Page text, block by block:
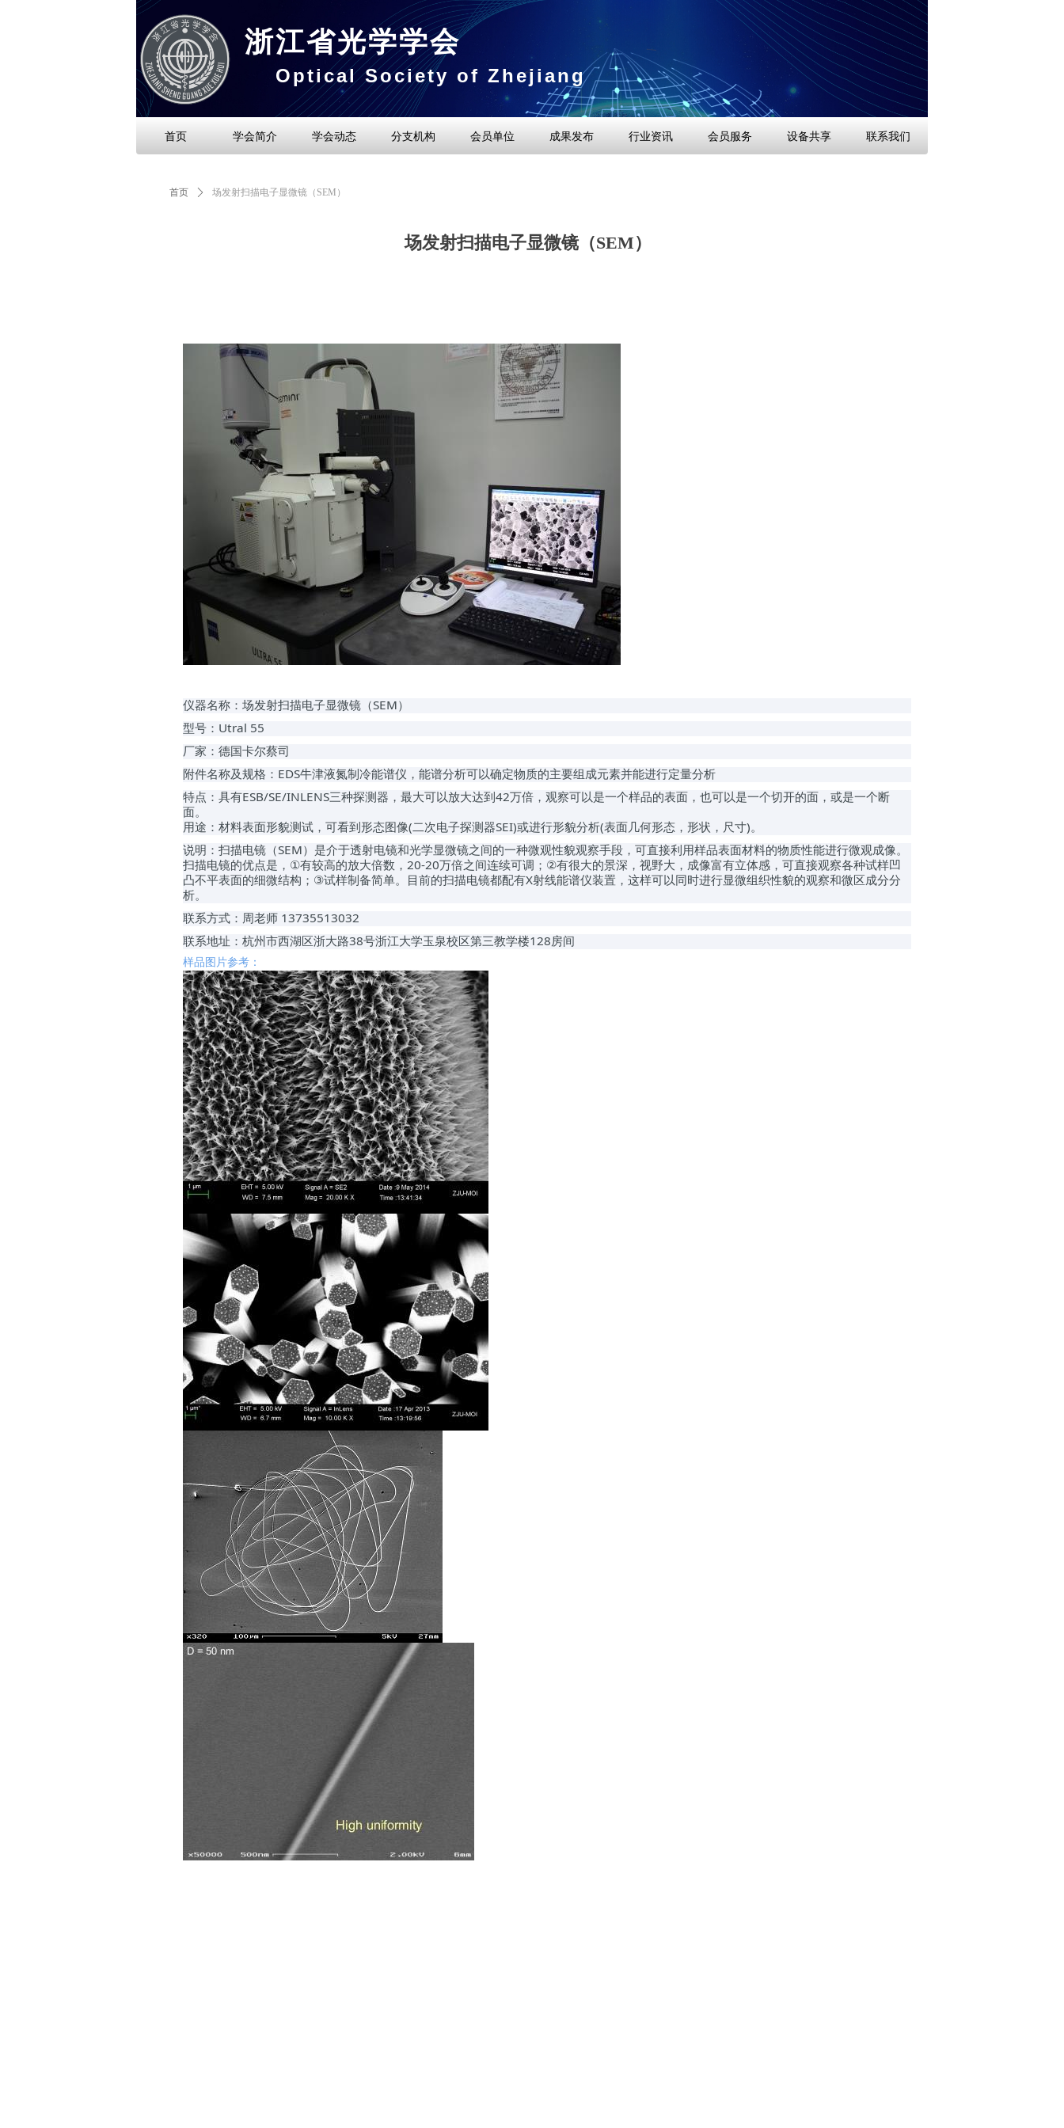
浙江省光学学会
首页 学会简介 学会动态 分支机构 会员单位 成果发布 行业资讯 会员服务 设备共享 联系我们
Optical Society of Zhejiang
首页 ꄲ 场发射扫描电子显微镜（SEM）
场发射扫描电子显微镜（SEM）
仪器名称：场发射扫描电子显微镜（SEM）
型号： Utral 55
厂家：德国卡尔蔡司
附件名称及规格： EDS牛津液氮制冷能谱仪 ， 能谱分析可以确定物质的主要组成元素并能进行定量分析
特点 ：具有ESB/SE/INLENS三种探测器 ， 最大可以放大达到42万倍 ， 观察可以是一个样品的表面，也可以是一个切开的面，或是一个断
面。
用途：材料表面形貌测试 ， 可看到形态图像(二次电子探测器SEI)或进行形貌分析(表面几何形态，形状，尺寸)。
说明： 扫描电镜（SEM）是介于透射电镜和光学显微镜之间的一种微观性貌观察手段，可直接利用样品表面材料的物质性能进行微观成像。
扫描电镜的优点是， ①有较高的放大倍数， 20-20万倍之间连续可调； ②有很大的景深，视野大，成像富有立体感，可直接观察各种试样凹
凸不平表面的细微结构； ③试样制备简单。目前的扫描电镜都配有X射线能谱仪装置，这样可以同时进行显微组织性貌的观察和微区成分分
析。
联系方式：周老师 13735513032
联系地址：杭州市西湖区浙大路38号浙江大学玉泉校区第三教学楼128房间
样品图片参考：